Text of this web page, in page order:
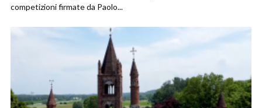
competizioni firmate da Paolo...